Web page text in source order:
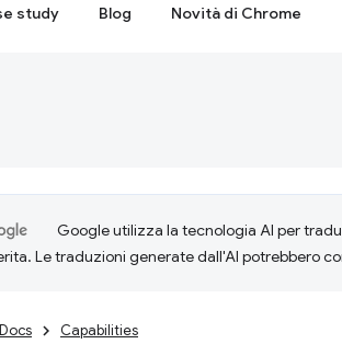
study Blog Novità di Chrome
Google utilizza la tecnologia AI per
Le traduzioni generate dall'AI potrebbero
Docs Capabilities